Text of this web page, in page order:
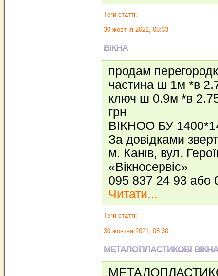
Теги статті:
30 жовтня 2021, 08:33
ВІКНА
продам
частина ш 1м *в
ключ ш 0.9м *в
грн
ВІКНОО БУ
За довідками
м. Канів, вул.
«Вікносервіс»
095 837 24 93 або
Читати...
Теги статті:
30 жовтня 2021, 08:30
МЕТАЛОПЛАСТИКОВІ